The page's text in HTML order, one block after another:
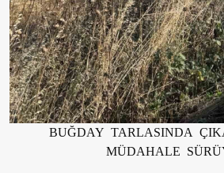
BUĞDAY TARLASINDA
MÜDAHALE